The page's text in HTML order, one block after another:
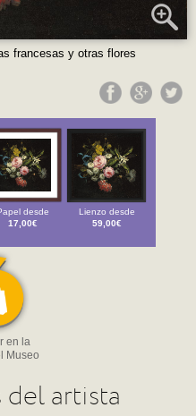
francesas y otras flores
desde
17,00€
Lienzo desde
59,00€
en la
Museo
del artista